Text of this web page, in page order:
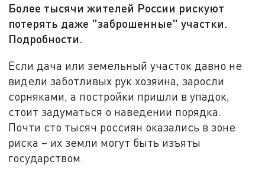
Более тысячи жителей России рискуют
потерять даже "заброшенные" участки.
Подробности.
Если дача или земельный участок давно не
видели заботливых рук хозяина,заросли
сорняками, а постройки пришли в упадок,
стоит задуматься о наведении порядка.
Почти сто тысяч россиян оказались в зоне
риска – их земли могут быть изъяты
государством.